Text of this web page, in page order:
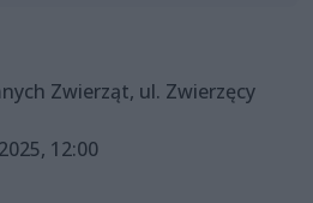
Zwierząt, ul. Zwierzęcy
12:00